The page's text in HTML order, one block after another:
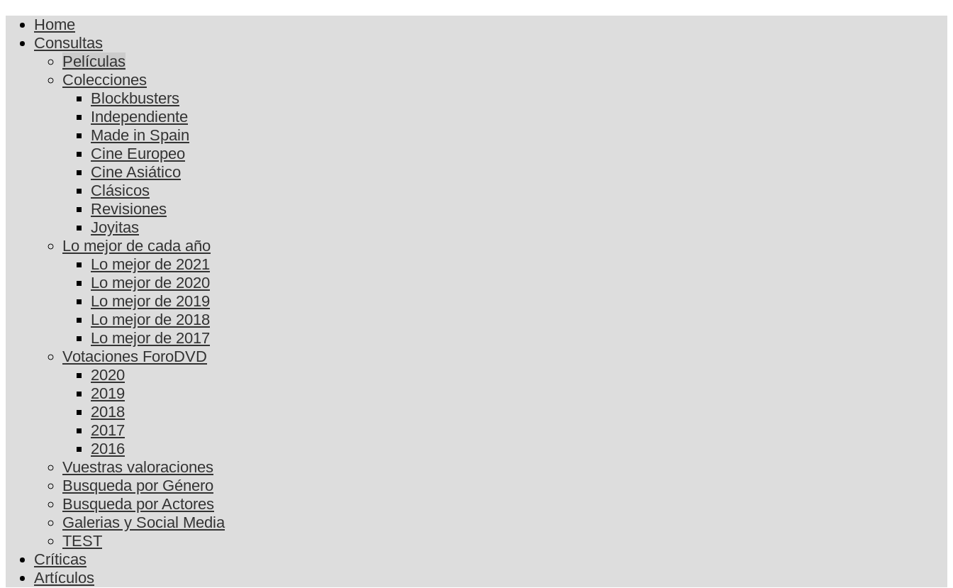
Home
Consultas
Películas
Colecciones
Blockbusters
Independiente
Made in Spain
Cine Europeo
Cine Asiático
Clásicos
Revisiones
Joyitas
Lo mejor de cada año
Lo mejor de 2021
Lo mejor de 2020
Lo mejor de 2019
Lo mejor de 2018
Lo mejor de 2017
Votaciones ForoDVD
2020
2019
2018
2017
2016
Vuestras valoraciones
Busqueda por Género
Busqueda por Actores
Galerias y Social Media
TEST
Críticas
Artículos